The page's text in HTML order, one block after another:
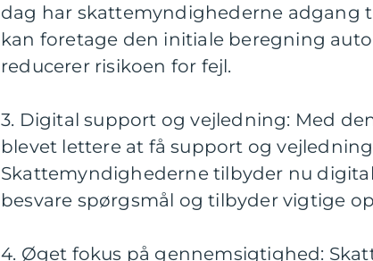
dag har skattemyndighederne adgang
kan foretage den initiale beregning
reducerer risikoen for fejl.
3. Digital support og vejledning: Med
blevet lettere at få support og
Skattemyndighederne tilbyder nu
besvare spørgsmål og tilbyder vigtige
4. Øget fokus på gennemsigtighed: